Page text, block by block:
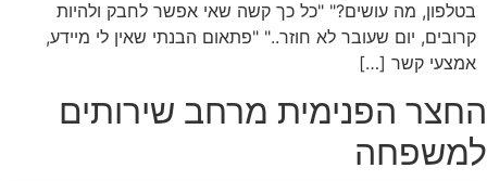
בטלפון, מה עושים?" "כל כך קשה שאי אפשר לחבק ולהיות
קרובים, יום שעובר לא חוזר.." "פתאום הבנתי שאין לי מיידע,
אמצעי קשר […]
החצר הפנימית מרחב שירותים
למשפחה